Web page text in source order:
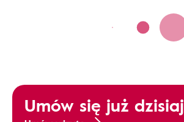
Umów się już dzisiaj